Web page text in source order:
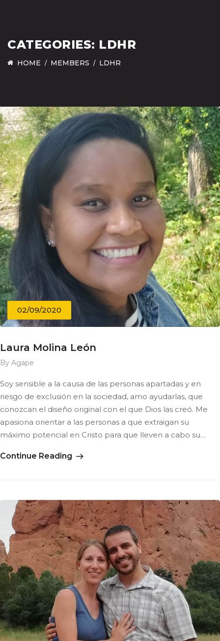
CATEGORIES: LDHR
HOME MEMBERS LDHR
02/09/2020
Laura Molina León
By Agape
Soy sensible a la causa de las personas apartadas y en
riesgo de exclusión en la sociedad, amo ayudarlas, que
conozcan el diseño original con el que Dios las creó. Me
apasiona orientar a las personas a que extraigan su
máximo potencial en Cristo para que lleven a cabo su…
Continue Reading